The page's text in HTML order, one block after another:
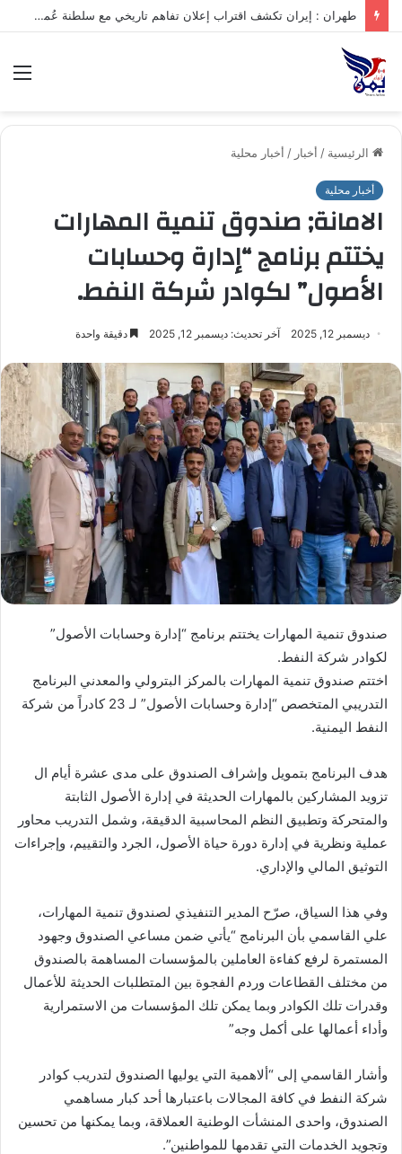
.تعرف على متوسط أسعار الذهب في صنعاء وعدن الخميس – 06/08/2026
الرئيسية / أخبار / أخبار محلية
أخبار محلية
الامانة; صندوق تنمية المهارات
يختتم برنامج “إدارة وحسابات
الأصول” لكوادر شركة النفط.
ديسمبر 12, 2025 آخر تحديث: ديسمبر 12, 2025 دقيقة واحدة
صندوق تنمية المهارات يختتم برنامج “إدارة وحسابات الأصول”
لكوادر شركة النفط.
اختتم صندوق تنمية المهارات بالمركز البترولي والمعدني البرنامج
التدريبي المتخصص “إدارة وحسابات الأصول” لـ 23 كادراً من شركة
النفط اليمنية.
هدف البرنامج بتمويل وإشراف الصندوق على مدى عشرة أيام ال
تزويد المشاركين بالمهارات الحديثة في إدارة الأصول الثابتة
والمتحركة وتطبيق النظم المحاسبية الدقيقة، وشمل التدريب محاور
عملية ونظرية في إدارة دورة حياة الأصول، الجرد والتقييم، وإجراءات
التوثيق المالي والإداري.
وفي هذا السياق، صرّح المدير التنفيذي لصندوق تنمية المهارات،
علي القاسمي بأن البرنامج “يأتي ضمن مساعي الصندوق وجهود
المستمرة لرفع كفاءة العاملين بالمؤسسات المساهمة بالصندوق
من مختلف القطاعات وردم الفجوة بين المتطلبات الحديثة للأعمال
وقدرات تلك الكوادر وبما يمكن تلك المؤسسات من الاستمرارية
وأداء أعمالها على أكمل وجه”
وأشار القاسمي إلى “ألاهمية التي يوليها الصندوق لتدريب كوادر
شركة النفط في كافة المجالات باعتبارها أحد كبار مساهمي
الصندوق، واحدى المنشأت الوطنية العملاقة، وبما يمكنها من تحسين
وتجويد الخدمات التي تقدمها للمواطنين”.